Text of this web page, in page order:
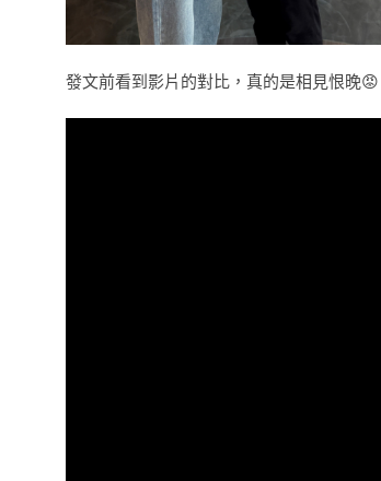
發文前看到影片的對比，真的是相見恨晚